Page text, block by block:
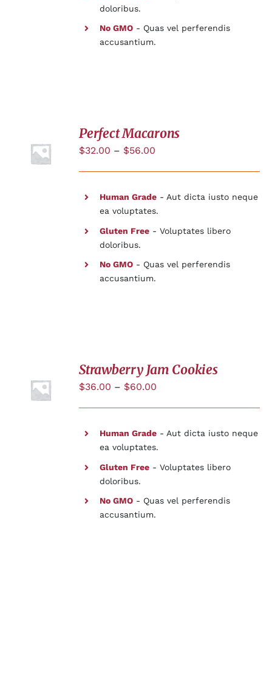
doloribus.
No GMO- Quas vel perferendis
accusantium.
DÉTAILS
Perfect Macarons
$32.00 – $56.00
Human Grade- Aut dicta iusto neque
ea voluptates.
Gluten Free- Voluptates libero
doloribus.
No GMO- Quas vel perferendis
accusantium.
DÉTAILS
Strawberry Jam Cookies
$36.00 – $60.00
Human Grade- Aut dicta iusto neque
ea voluptates.
Gluten Free- Voluptates libero
doloribus.
No GMO- Quas vel perferendis
accusantium.